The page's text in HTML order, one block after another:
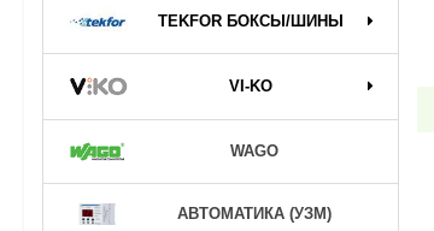
TEKFOR БОКСЫ/ШИНЫ
VI-KO
WAGO
АВТОМАТИКА (УЗМ)